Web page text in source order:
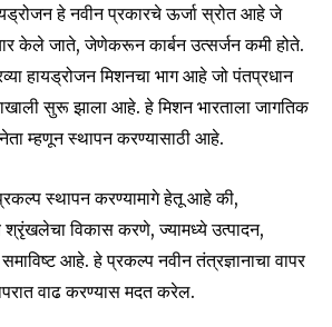
हे नवीन प्रकारचे ऊर्जा स्रोत आहे जे
केले जाते, जेणेकरून कार्बन उत्सर्जन कमी होते.
हायड्रोजन मिशनचा भाग आहे जो पंतप्रधान
सुरू झाला आहे. हे मिशन भारताला जागतिक
म्हणून स्थापन करण्यासाठी आहे.
प्रकल्प स्थापन करण्यामागे हेतू आहे की,
श्रृंखलेचा विकास करणे, ज्यामध्ये उत्पादन,
आहे. हे प्रकल्प नवीन तंत्रज्ञानाचा वापर
वाढ करण्यास मदत करेल.